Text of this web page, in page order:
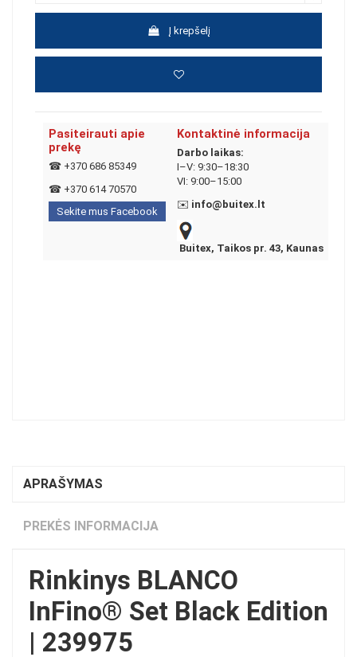
Į krepšelį
Pasiteirauti apie
prekę
☎ +370 686 85349
☎ +370 614 70570
Sekite mus Facebook
Kontaktinė informacija
Darbo laikas:
I–V: 9:30–18:30
VI: 9:00–15:00
✉️ info@buitex.lt
Buitex, Taikos pr. 43, Kaunas
APRAŠYMAS
PREKĖS INFORMACIJA
Rinkinys BLANCO
InFino® Set Black Edition
| 239975